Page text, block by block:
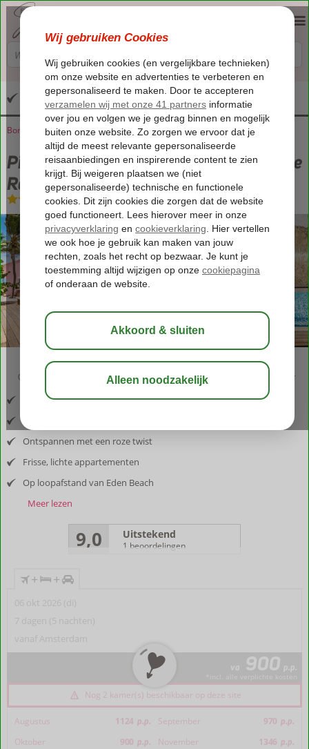
Altijd inclusief huurauto
Home
Bonaire Kralendijk Pink Lagoon by Boutique Bonaire Unique Resorts
Pink Lagoon by Boutique Bonaire Unique
Resorts
Logies- Hotel
09:50 bewaar
Inclusief vlucht en huurauto
Ontspannen met een roze twist
Frisse, lichte appartementen
Op loopafstand van Eden Beach
Meer lezen
9,0 Uitstekend
1 beoordelingen
+ +
06 okt 2026 (di)
7 dagen (5 nachten)
vanaf Amsterdam
va 900 p.p.
Nog 2 kamer(s) beschikbaar op deze site
Augustus 1124 p.p. September 970 p.p.
Oktober
900 p.p. November 1346 p.p.